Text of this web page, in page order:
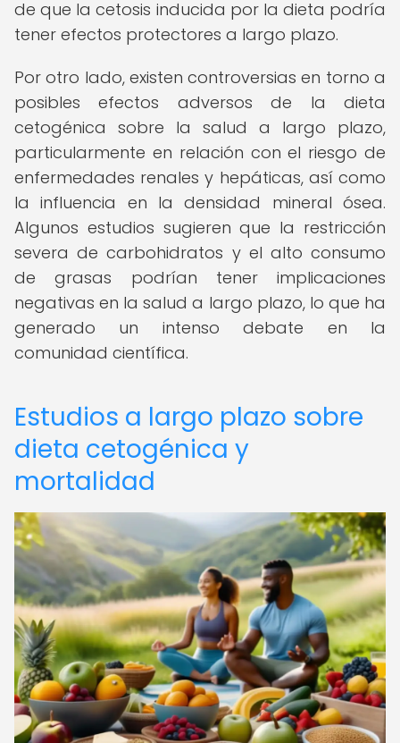
de que la cetosis inducida por la dieta podría
tener efectos protectores a largo plazo.
Por otro lado, existen controversias en torno a
posibles efectos adversos de la dieta
cetogénica sobre la salud a largo plazo,
particularmente en relación con el riesgo de
enfermedades renales y hepáticas, así como
la influencia en la densidad mineral ósea.
Algunos estudios sugieren que la restricción
severa de carbohidratos y el alto consumo
de grasas podrían tener implicaciones
negativas en la salud a largo plazo, lo que ha
generado un intenso debate en la
comunidad científica.
Estudios a largo plazo sobre
dieta cetogénica y
mortalidad